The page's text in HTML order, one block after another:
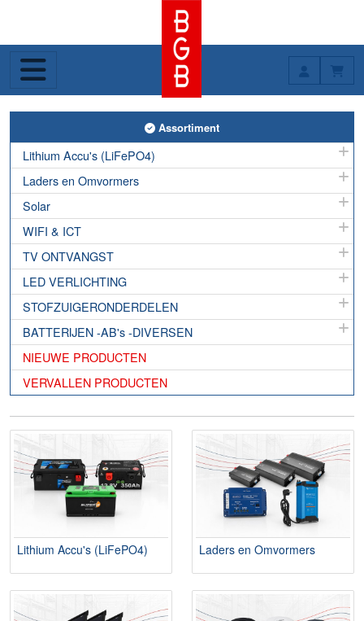
Toggle Assortiment
Assortiment
Lithium Accu's (LiFePO4)
Laders en Omvormers
Solar
WIFI & ICT
TV ONTVANGST
LED VERLICHTING
STOFZUIGERONDERDELEN
BATTERIJEN -AB's -DIVERSEN
NIEUWE PRODUCTEN
VERVALLEN PRODUCTEN
Lithium Accu's (LiFePO4) Laders en Omvormers